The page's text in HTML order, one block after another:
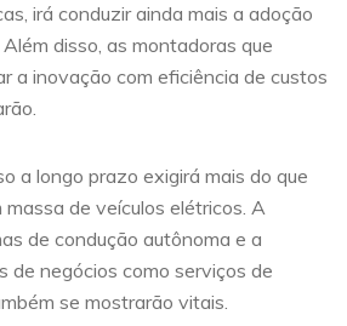
irá conduzir ainda mais a adoção
disso, as montadoras que
a inovação com eficiência de custos
a longo prazo exigirá mais do que
de veículos elétricos. A
de condução autônoma e a
de negócios como serviços de
se mostrarão vitais.